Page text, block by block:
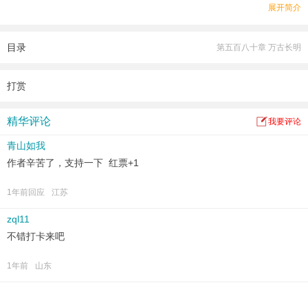
重活一世，杨昭炼圣体、习仙术，修万道、成不朽，逆势而起，征战万界，报当
展开简介
目录 第五百八十章 万古长明
打赏
精华评论 我要评论
青山如我
作者辛苦了，支持一下 红票+1
1年前回应 江苏
zql11
不错打卡来吧
1年前 山东